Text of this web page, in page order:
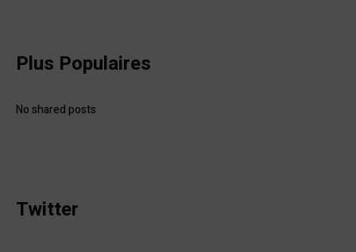
Plus Populaires
No shared posts
Twitter